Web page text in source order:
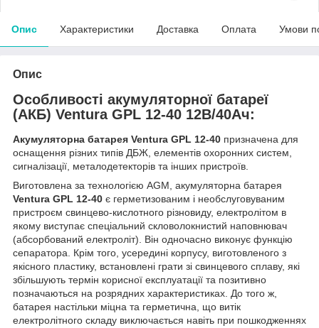
Опис Характеристики Доставка Оплата Умови
Опис
Особливості акумуляторної батареї
(АКБ) Ventura GPL 12-40 12В/40Ач:
Акумуляторна батарея Ventura GPL 12-40 призначена для
оснащення різних типів ДБЖ, елементів охоронних систем,
сигналізації, металодетекторів та інших пристроїв.
Виготовлена за технологією AGM, акумуляторна батарея
Ventura GPL 12-40 є герметизованим і необслуговуваним
пристроєм свинцево-кислотного різновиду, електролітом в
якому виступає спеціальний скловолокнистий наповнювач
(абсорбований електроліт). Він одночасно виконує функцію
сепаратора. Крім того, усередині корпусу, виготовленого з
якісного пластику, встановлені грати зі свинцевого сплаву, які
збільшують термін корисної експлуатації та позитивно
позначаються на розрядних характеристиках. До того ж,
батарея настільки міцна та герметична, що витік
електролітного складу виключається навіть при пошкодженнях